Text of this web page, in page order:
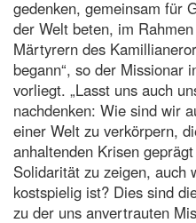
gedenken, gemeinsam für
der Welt beten, im
Märtyrern des
begann“, so der Missionar
vorliegt. „Lasst uns auch
nachdenken: Wie sind wir
einer Welt zu verkörpern,
anhaltenden Krisen
Solidarität zu zeigen, auch
kostspielig ist? Dies sind
zu der uns anvertrauten